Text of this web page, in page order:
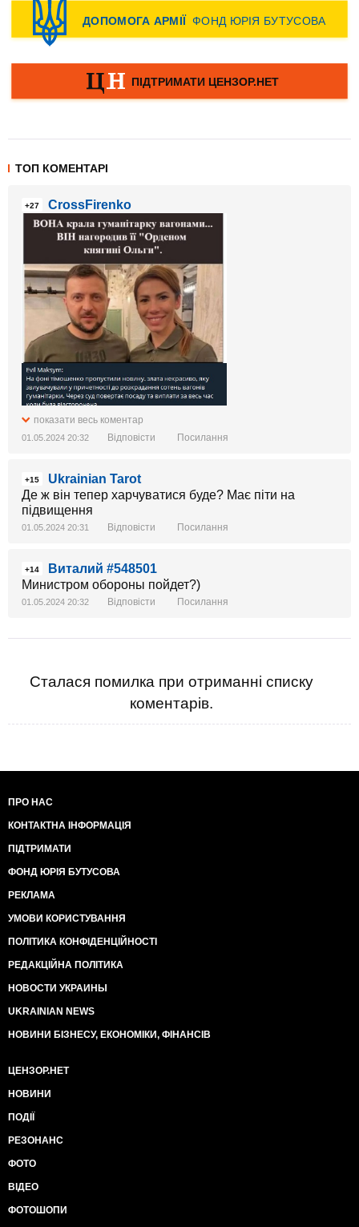
ТОП КОМЕНТАРІ
+27 CrossFirenko
показати весь коментар
01.05.2024 20:32 Відповісти Посилання
+15
Ukrainian Tarot
Де ж він тепер харчуватися буде? Має піти на
підвищення
01.05.2024 20:31 Відповісти Посилання
+14
Виталий #548501
Министром обороны пойдет?)
01.05.2024 20:32 Відповісти Посилання
Сталася помилка при отриманні списку
коментарів.
ПРО НАС
КОНТАКТНА ІНФОРМАЦІЯ
ПІДТРИМАТИ
ФОНД ЮРІЯ БУТУСОВА
РЕКЛАМА
УМОВИ КОРИСТУВАННЯ
ПОЛІТИКА КОНФІДЕНЦІЙНОСТІ
РЕДАКЦІЙНА ПОЛІТИКА
НОВОСТИ УКРАИНЫ
UKRAINIAN NEWS
НОВИНИ БІЗНЕСУ, ЕКОНОМІКИ, ФІНАНСІВ
ЦЕНЗОР.НЕТ
НОВИНИ
ПОДІЇ
РЕЗОНАНС
ФОТО
ВІДЕО
ФОТОШОПИ